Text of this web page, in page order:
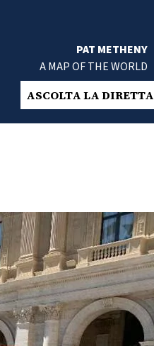
PAT METHENY
A MAP OF THE WORLD
ASCOLTA LA DIRETTA